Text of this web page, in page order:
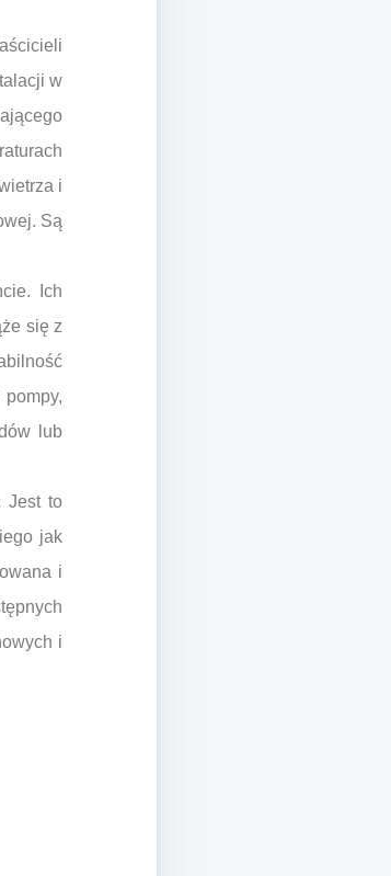
w
i
Są
Ich
się z
lub
Jest to
jak
i
i